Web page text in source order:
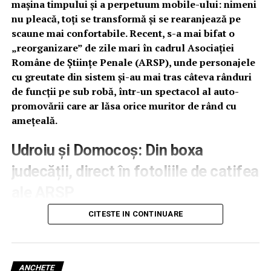
ceva, să mai reducă ceva, să mai facă o economie de doi
bani”, notează Andi Malaliu, comparând anvergura
deciziilor lui Bolojan cu economia derizorie dintr-o
veche reclamă la detergent. În opinia sa, acest mod de a
gândi „moare sufletul câte puțin” la fiecare renunțare,
transformând actul de guvernare într-o pedeapsă
aplicată populației.
Absența viziunii strategice: O critică
severă privind incapacitatea de a
genera programe serioase de
Concluzia fostului magistrat este una lipsită de echivoc:
administrarea unei țări necesită o gândire strategică și o
subliniază că o națiune nu poate fi condusă prin
mașina timpului și a perpetuum mobile-ului: nimeni
nu pleacă, toți se transformă și se rearanjează pe
scaune mai confortabile. Recent, s-a mai bifat o
„reorganizare” de zile mari în cadrul Asociației
Române de Științe Penale (ARSP), unde personajele
cu greutate din sistem și-au mai tras câteva rânduri
de funcții pe sub robă, într-un spectacol al auto-
promovării care ar lăsa orice muritor de rând cu
amețeală.
Udroiu și Domocoș: Din boxa
judecății, direct în fotoliile de catifea
Când credeai că un fost judecător se retrage la o
avocatură, surpriza vine de la publicațiaLumea
Justiției, care ne arată că „foștii” nu devin niciodată
CITESTE IN CONTINUARE
ANCHETE